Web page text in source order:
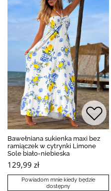
Bawełniana sukienka maxi bez
ramiączek w cytrynki Limone
Sole biało-niebieska
129,99 zł
Powiadom mnie kiedy będzie
dostępny